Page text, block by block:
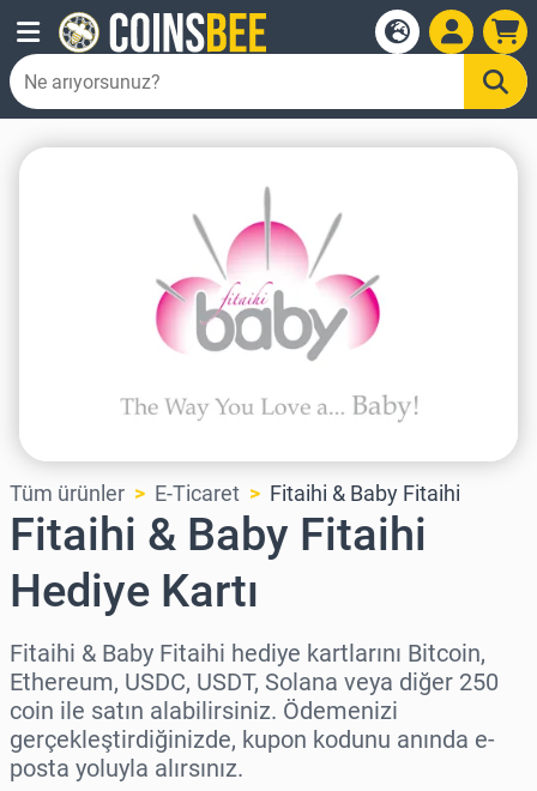
Tüm ürünler E-Ticaret Fitaihi & Baby Fitaihi
Fitaihi & Baby Fitaihi
Hediye Kartı
Fitaihi & Baby Fitaihi hediye kartlarını Bitcoin,
Ethereum, USDC, USDT, Solana veya diğer 250
coin ile satın alabilirsiniz. Ödemenizi
gerçekleştirdiğinizde, kupon kodunu anında e-
posta yoluyla alırsınız.